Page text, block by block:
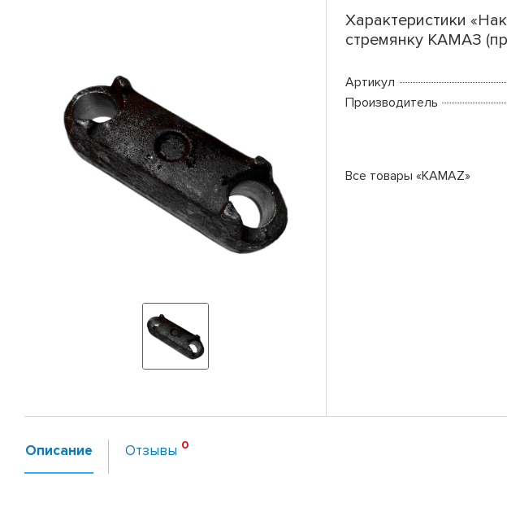
Характеристики
стремянку КАМАЗ
Артикул
Производитель
Все товары «KAMAZ»
Описание Отзывы